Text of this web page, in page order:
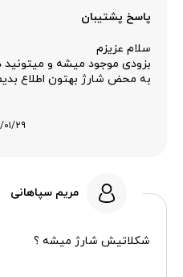
پاسخ پشتیبان
سلام عزیزم
بزودی موجود میشه و میتونید
به محض شارژ بهتون اطلاع
۱۴۰۵/
مریم سپاهانی
شکلاتیش شارژ میشه ؟